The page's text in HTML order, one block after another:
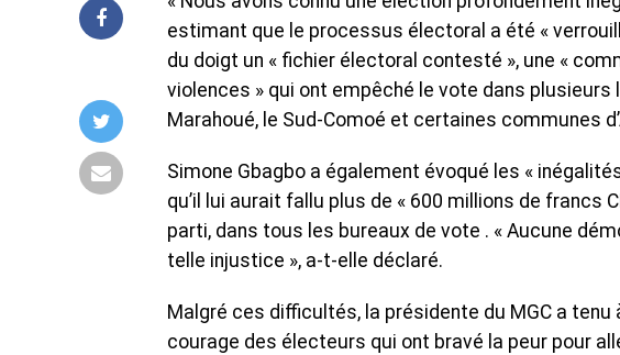
estimant que le processus électoral a été «
du doigt un « fichier électoral contesté », une «
violences » qui ont empêché le vote dans
Marahoué, le Sud-Comoé et certaines communes
‎Simone Gbagbo a également évoqué les «
qu’il lui aurait fallu plus de « 600 millions de francs
parti, dans tous les bureaux de vote . « Aucune
telle injustice », a-t-elle déclaré.
‎Malgré ces difficultés, la présidente du MGC a
courage des électeurs qui ont bravé la peur pour